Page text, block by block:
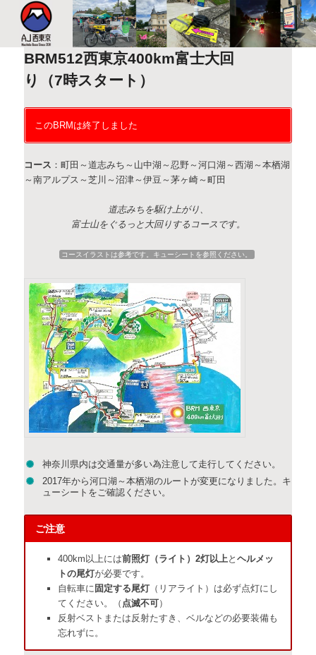
AJ西東京
このサイトは、オダックスジャパン西東京主催のブルベ情報を発信していま
す。XServer
BRM512西東京400km富士大回
り（7時スタート）
このBRMは終了しました
コース ：町田～道志みち～山中湖～忍野～河口湖～西湖～本栖湖
～南アルプス～芝川～沼津～伊豆～茅ヶ崎～町田
道志みちを駆け上がり、
富士山をぐるっと大回りするコースです。
コースイラストは参考です。キューシートを参照ください。
神奈川県内は交通量が多い為注意して走行してください。
2017年から河口湖～本栖湖のルートが変更になりました。キ
ューシートをご確認ください。
ご注意
400km以上には前照灯（ライト）2灯以上と ヘルメッ
トの尾灯が必要です。
自転車に 固定する尾灯（リアライト）は必ず点灯にし
てください。（ 点滅不可）
反射ベストまたは反射たすき、ベルなどの必要装備も
忘れずに。